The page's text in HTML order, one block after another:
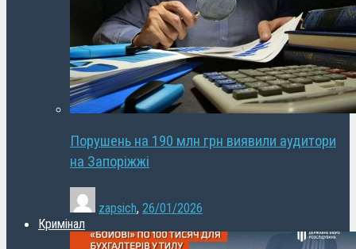
Порушень на 190 млн грн виявили аудитори
на Запоріжжі
zapsich, 26/01/2026
Кримінал